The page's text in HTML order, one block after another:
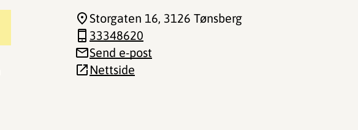
Storgaten 16, 3126 Tønsberg
33348620
Send e-post
Nettside